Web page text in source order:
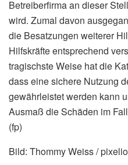
Betreiberfirma an dieser
wird. Zumal davon
die Besatzungen weiterer
Hilfskräfte entsprechend
tragischste Weise hat die
dass eine sichere Nutzung
gewährleistet werden kann
Ausmaß die Schäden im
(fp)
Bild: Thommy Weiss /